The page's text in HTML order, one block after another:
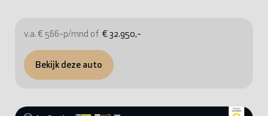
v.a. € 566-p/mnd of € 32.950,-
Bekijk deze auto